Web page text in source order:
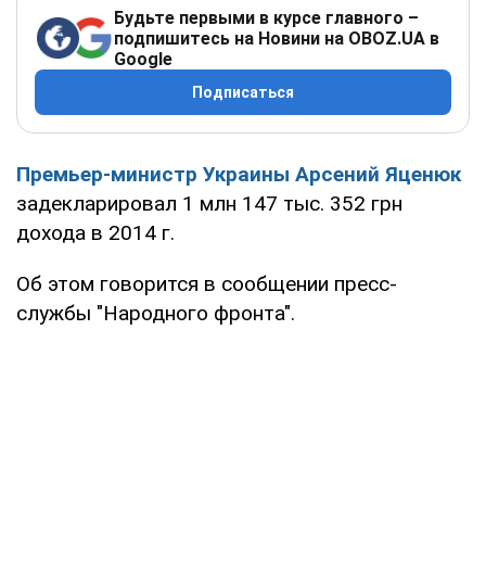
Будьте первыми в курсе главного –
подпишитесь на Новини на OBOZ.UA в
Google
Подписаться
Премьер-министр Украины Арсений Яценюк
задекларировал 1 млн 147 тыс. 352 грн
дохода в 2014 г.
Об этом говорится в сообщении пресс-
службы "Народного фронта".